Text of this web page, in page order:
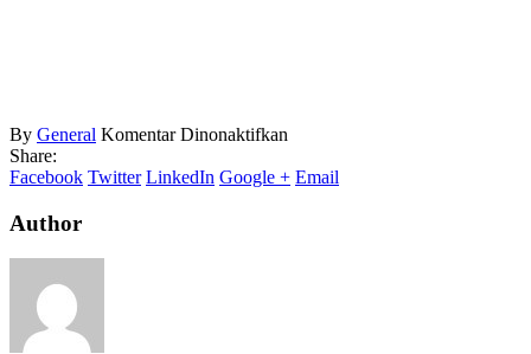
By General Komentar Dinonaktifkan
Gas
Share:
Facebook Twitter LinkedIn Google + Email
Author